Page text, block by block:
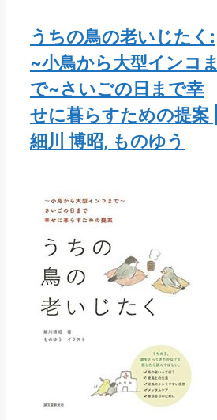
うちの鳥の老いじたく:
~小鳥から大型インコま
で~さいごの日まで幸
せに暮らすための提案 |
細川 博昭, ものゆう